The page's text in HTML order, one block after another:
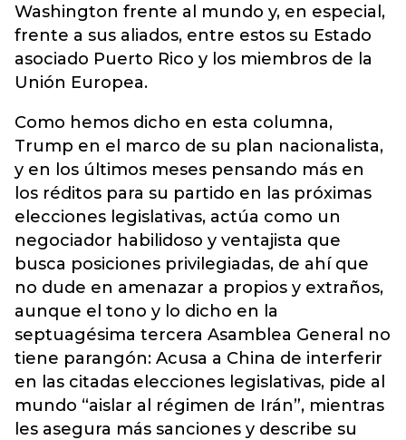
Washington frente al mundo y, en especial,
frente a sus aliados, entre estos su Estado
asociado Puerto Rico y los miembros de la
Unión Europea.
Como hemos dicho en esta columna,
Trump en el marco de su plan nacionalista,
y en los últimos meses pensando más en
los réditos para su partido en las próximas
elecciones legislativas, actúa como un
negociador habilidoso y ventajista que
busca posiciones privilegiadas, de ahí que
no dude en amenazar a propios y extraños,
aunque el tono y lo dicho en la
septuagésima tercera Asamblea General no
tiene parangón: Acusa a China de interferir
en las citadas elecciones legislativas, pide al
mundo “aislar al régimen de Irán”, mientras
les asegura más sanciones y describe su